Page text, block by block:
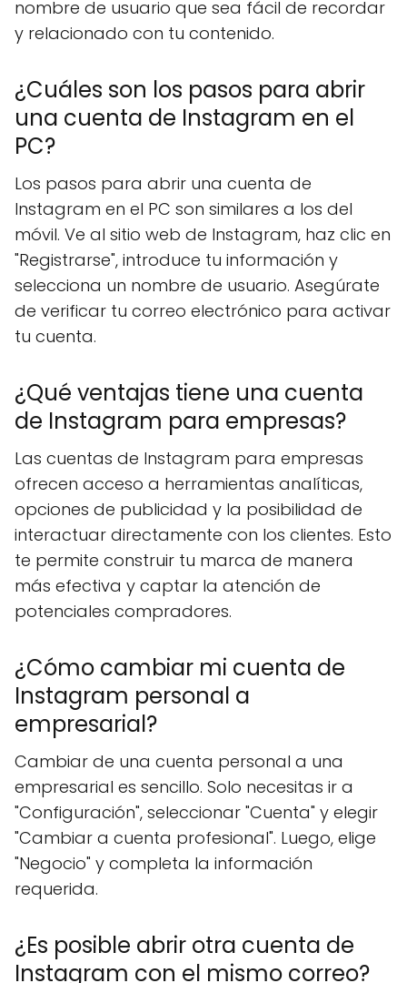
nombre de usuario que sea fácil de recordar
y relacionado con tu contenido.
¿Cuáles son los pasos para abrir
una cuenta de Instagram en el
PC?
Los pasos para abrir una cuenta de
Instagram en el PC son similares a los del
móvil. Ve al sitio web de Instagram, haz clic en
"Registrarse", introduce tu información y
selecciona un nombre de usuario. Asegúrate
de verificar tu correo electrónico para activar
tu cuenta.
¿Qué ventajas tiene una cuenta
de Instagram para empresas?
Las cuentas de Instagram para empresas
ofrecen acceso a herramientas analíticas,
opciones de publicidad y la posibilidad de
interactuar directamente con los clientes. Esto
te permite construir tu marca de manera
más efectiva y captar la atención de
potenciales compradores.
¿Cómo cambiar mi cuenta de
Instagram personal a
empresarial?
Cambiar de una cuenta personal a una
empresarial es sencillo. Solo necesitas ir a
"Configuración", seleccionar "Cuenta" y elegir
"Cambiar a cuenta profesional". Luego, elige
"Negocio" y completa la información
requerida.
¿Es posible abrir otra cuenta de
Instagram con el mismo correo?